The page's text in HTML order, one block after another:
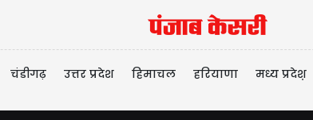
चंडीगढ़ उत्तर प्रदेश हिमाचल हरियाणा मध्य प्रदेश़